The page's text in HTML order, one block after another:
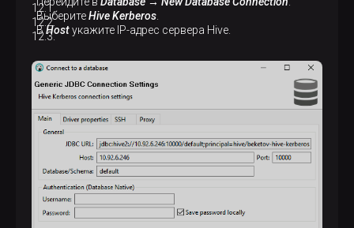
ВыберитеHive Kerberos
ВHostукажите IP-адрес сервера Hive.